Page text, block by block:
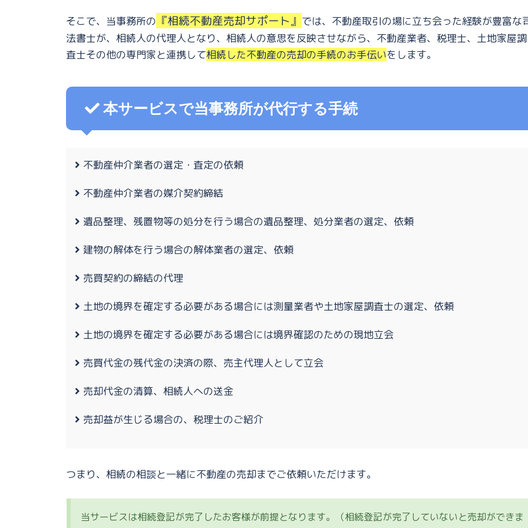
そこで、当事務所の 『相続不動産売却サポート』 では、不動産取引の場に立ち会った経験が豊富な
法書士が、相続人の代理人となり、相続人の意思を反映させながら、不動産業者、税理士、土地家屋調
査士その他の専門家と連携して相続した不動産の売却の手続のお手伝いをします。
本サービスで当事務所が代行する手続
不動産仲介業者の選定・査定の依頼
不動産仲介業者の媒介契約締結
遺品整理、残置物等の処分を行う場合の遺品整理、処分業者の選定、依頼
建物の解体を行う場合の解体業者の選定、依頼
売買契約の締結の代理
土地の境界を確定する必要がある場合には測量業者や土地家屋調査士の選定、依頼
土地の境界を確定する必要がある場合には境界確認のための現地立会
売買代金の残代金の決済の際、売主代理人として立会
売却代金の清算、相続人への送金
売却益が生じる場合の、税理士のご紹介
つまり、相続の相談と一緒に不動産の売却までご依頼いただけます。
当サービスは相続登記が完了したお客様が前提となります。（相続登記が完了していないと売却ができま